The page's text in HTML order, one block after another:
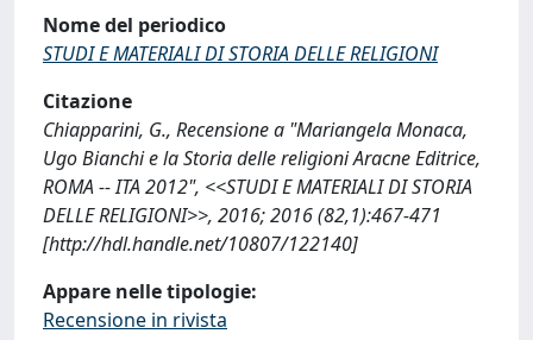
Nome del periodico
STUDI E MATERIALI DI STORIA DELLE RELIGIONI
Citazione
Chiapparini, G., Recensione a "Mariangela Monaca,
Ugo Bianchi e la Storia delle religioni Aracne Editrice,
ROMA -- ITA 2012", <<STUDI E MATERIALI DI STORIA
DELLE RELIGIONI>>, 2016; 2016 (82,1):467-471
[http://hdl.handle.net/10807/122140]
Appare nelle tipologie:
Recensione in rivista